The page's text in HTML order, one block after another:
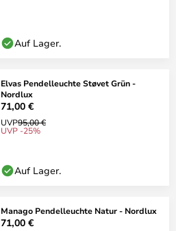
Auf Lager.
Elvas Pendelleuchte Støvet Grün -
Nordlux
71,00 €
UVP95,00 €
UVP -25%
Auf Lager.
Manago Pendelleuchte Natur - Nordlux
71,00 €